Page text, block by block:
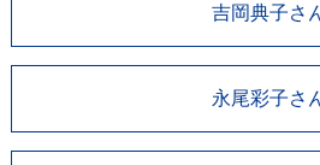
吉岡典子さ
永尾彩子さ